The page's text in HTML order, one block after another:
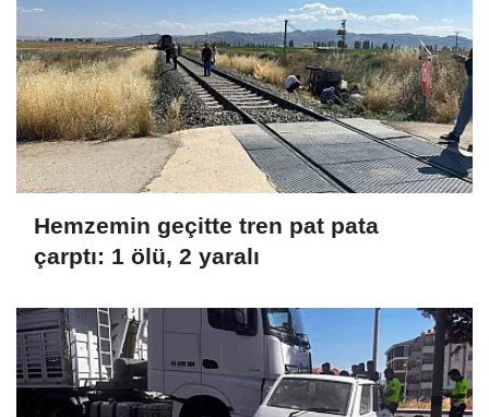
Hemzemin geçitte tren pat pata
çarptı: 1 ölü, 2 yaralı